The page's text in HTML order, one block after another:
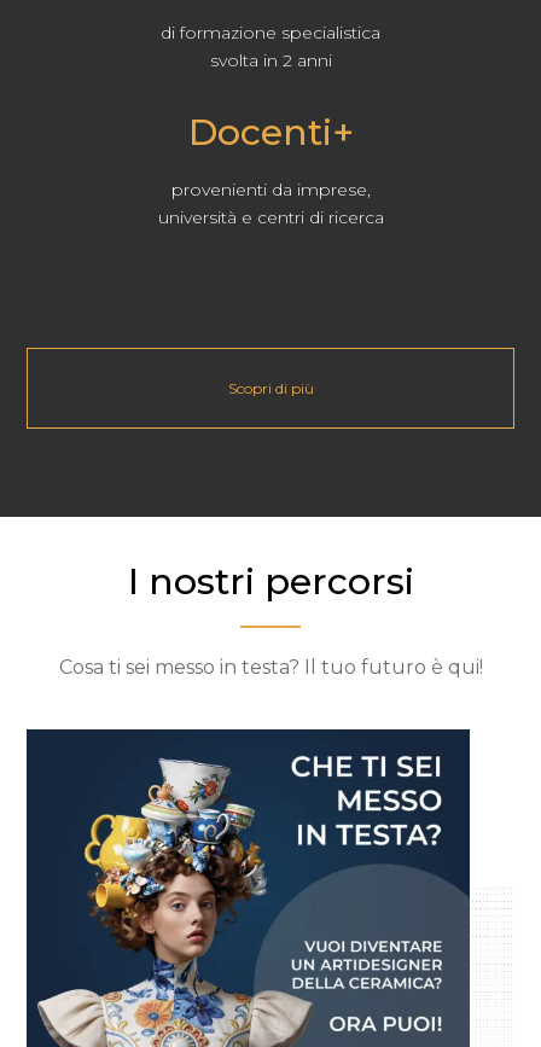
di formazione specialistica
svolta in 2 anni
Docenti+
provenienti da imprese,
università e centri di ricerca
Scopri di più
I nostri percorsi
Cosa ti sei messo in testa? Il tuo futuro è qui!